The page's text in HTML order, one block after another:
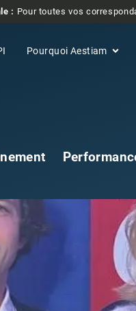
: Pour toutes vos
Pourquoi Aestiam